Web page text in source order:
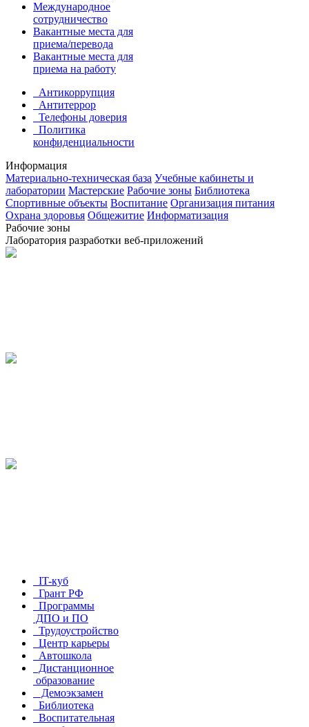
Международное
сотрудничество
Вакантные места для
приема/перевода
Вакантные места для
приема на работу
Антикоррупция
Антитеррор
Телефоны доверия
Политика
конфиденциальности
Информация
Материально-техническая база Учебные кабинеты и
лаборатории Мастерские Рабочие зоны Библиотека
Спортивные объекты Воспитание Организация питания
Охрана здоровья Общежитие Информатизация
Рабочие зоны
Лаборатория разработки веб-приложений
IT-куб
Грант РФ
Программы
ДПО и ПО
Трудоустройство
Центр карьеры
Автошкола
Дистанционное
образование
Демоэкзамен
Библиотека
Воспитательная